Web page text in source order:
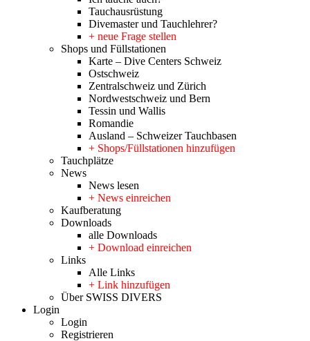
Tauchausrüstung
Divemaster und Tauchlehrer?
+ neue Frage stellen
Shops und Füllstationen
Karte – Dive Centers Schweiz
Ostschweiz
Zentralschweiz und Zürich
Nordwestschweiz und Bern
Tessin und Wallis
Romandie
Ausland – Schweizer Tauchbasen
+ Shops/Füllstationen hinzufügen
Tauchplätze
News
News lesen
+ News einreichen
Kaufberatung
Downloads
alle Downloads
+ Download einreichen
Links
Alle Links
+ Link hinzufügen
Über SWISS DIVERS
Login
Login
Registrieren